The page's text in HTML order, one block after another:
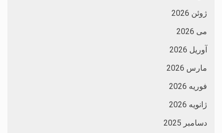
ژوئن 2026
می 2026
آوریل 2026
مارس 2026
فوریه 2026
ژانویه 2026
دسامبر 2025